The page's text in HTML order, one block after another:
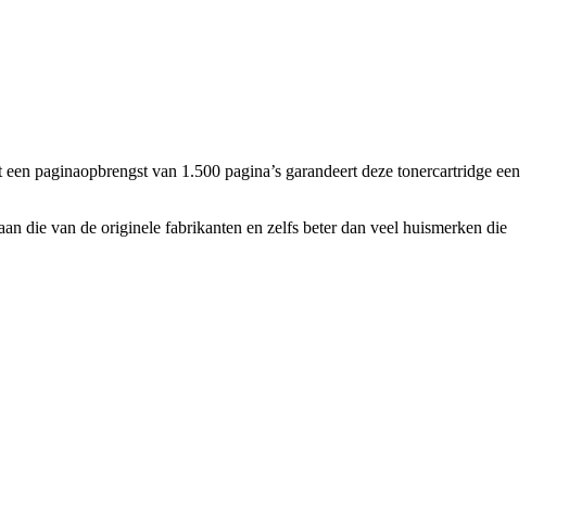
paginaopbrengst van 1.500 pagina’s garandeert deze tonercartridge een
die van de originele fabrikanten en zelfs beter dan veel huismerken die